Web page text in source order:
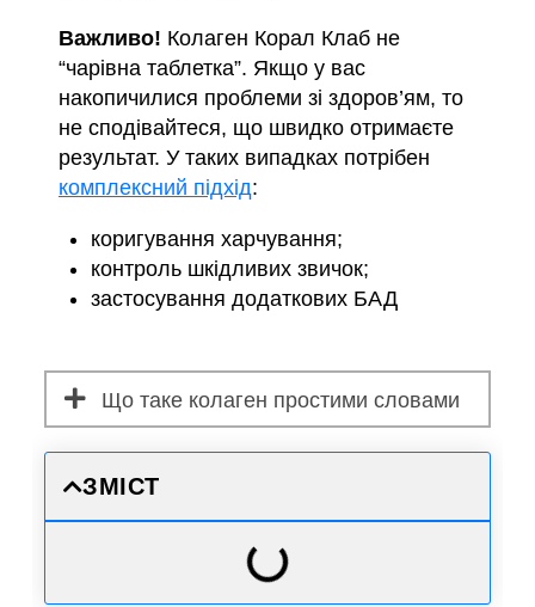
Важливо! Колаген Корал Клаб не
“чарівна таблетка”. Якщо у вас
накопичилися проблеми зі здоров’ям, то
не сподівайтеся, що швидко отримаєте
результат. У таких випадках потрібен
комплексний підхід:
коригування харчування;
контроль шкідливих звичок;
застосування додаткових БАД
Що таке колаген простими словами
ЗМІСТ